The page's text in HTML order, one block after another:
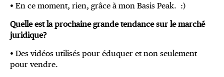
• En ce moment, rien, grâce à mon Basis Peak. :)
Quelle est la prochaine grande tendance sur le marché
juridique?
• Des vidéos utilisés pour éduquer et non seulement
pour vendre.